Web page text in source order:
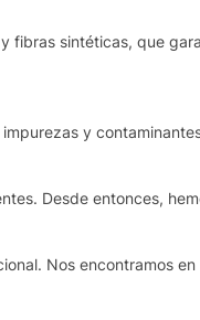
sintéticas, que
y
Desde entonces,
Nos encontramos